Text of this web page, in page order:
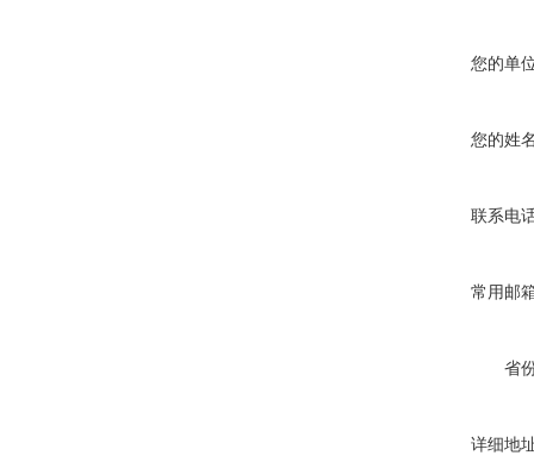
您的单
您的姓
联系电
常用邮
省
详细地